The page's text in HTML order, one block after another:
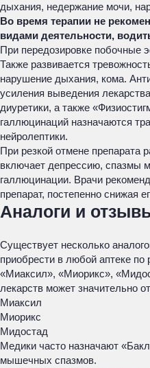
дыхания, недержание мочи,
Во время терапии не
видами деятельности,
При передозировке побочные
Также развивается
нарушение дыхания, кома.
усиления выведения
диуретики, а также
галлюцинаций назначаются
нейролептики.
При резкой отмене препарата
включает депрессию, спазмы
галлюцинации. Врачи
препарат, постепенно снижая
Аналоги и
Существует несколько
приобрести в любой аптеке
«Миаксил», «Миорикс»,
лекарств может значительно
Миаксил
Миорикс
Мидостад
Медики часто назначают
мышечных спазмов.